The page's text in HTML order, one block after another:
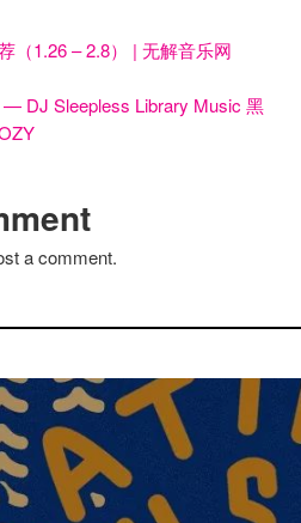
（1.26 – 2.8） | 无解音乐网
DJ Sleepless Library Music 黑
a comment.